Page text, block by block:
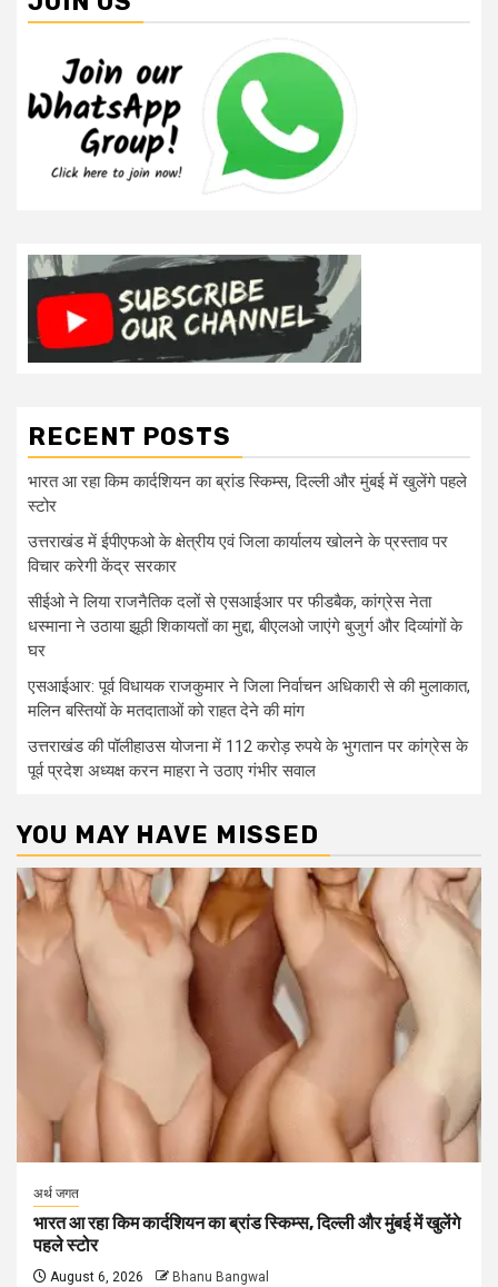
RECENT POSTS
भारत आ रहा किम कार्दशियन का ब्रांड स्किम्स, दिल्ली और मुंबई में खुलेंगे पहले
स्टोर
उत्तराखंड में ईपीएफओ के क्षेत्रीय एवं जिला कार्यालय खोलने के प्रस्ताव पर
विचार करेगी केंद्र सरकार
सीईओ ने लिया राजनैतिक दलों से एसआईआर पर फीडबैक, कांग्रेस नेता
धस्माना ने उठाया झूठी शिकायतों का मुद्दा, बीएलओ जाएंगे बुजुर्ग और दिव्यांगों के
घर
एसआईआर: पूर्व विधायक राजकुमार ने जिला निर्वाचन अधिकारी से की मुलाकात,
मलिन बस्तियों के मतदाताओं को राहत देने की मांग
उत्तराखंड की पॉलीहाउस योजना में 112 करोड़ रुपये के भुगतान पर कांग्रेस के
पूर्व प्रदेश अध्यक्ष करन माहरा ने उठाए गंभीर सवाल
YOU MAY HAVE MISSED
अर्थ जगत
भारत आ रहा किम कार्दशियन का ब्रांड स्किम्स, दिल्ली और मुंबई में खुलेंगे
पहले स्टोर
August 6, 2026 Bhanu Bangwal